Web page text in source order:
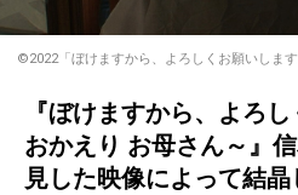
©2022「ぼけますから、よろしくお願いしま
『ぼけますから、よろ
おかえり お母さん～』
見した映像によって結